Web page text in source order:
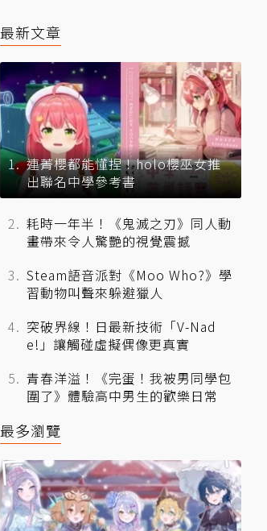
最新文章
連菁櫻都能懂捏！holo櫻巫女推
出聯名中學參考書
耗時一年半！《鬼滅之刃》同人動
畫帶來令人驚艷的視覺震撼
Steam語音派對《Moo Who?》學
習動物叫聲來躲避獵人
突破界線！日最新技術「V-Nad
e!」讓觸碰虛擬偶像更真實
青春洋溢！《完蛋！我被男同學包
圍了》體驗高中男生的歡樂日常
最多瀏覽